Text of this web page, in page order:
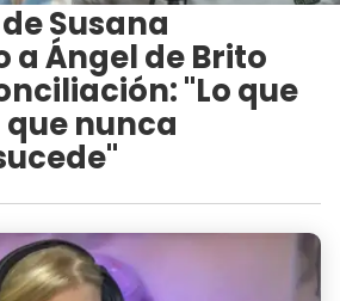
Susana
a Ángel de Brito
"Lo que
nunca